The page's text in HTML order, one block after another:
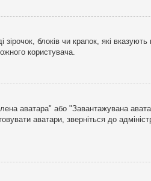
блоків чи крапок, які вказують
користувача.
аватара" або "Завантажувана
аватари, зверніться до